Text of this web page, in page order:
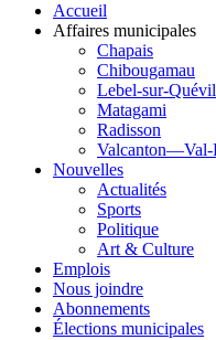
Accueil
Affaires municipales
Chapais
Chibougamau
Lebel-sur-
Matagami
Radisson
Valcanton—Val-
Nouvelles
Actualités
Sports
Politique
Art & Culture
Emplois
Nous joindre
Abonnements
Élections municipales